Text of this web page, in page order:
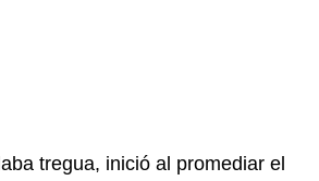
tregua, inició al promediar el